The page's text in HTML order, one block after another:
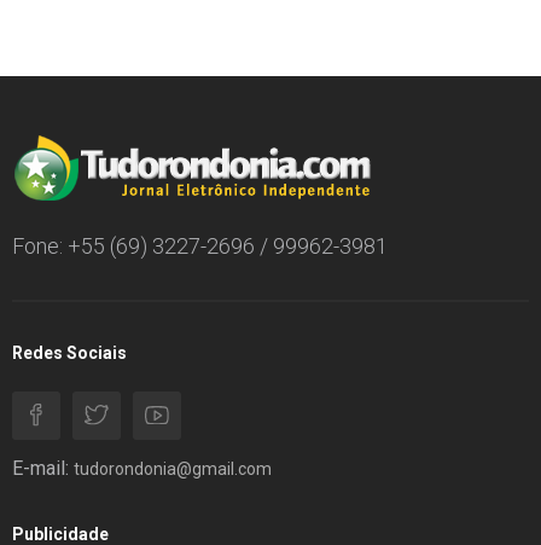
Fone: +55 (69) 3227-2696 / 99962-3981
Redes Sociais
E-mail: tudorondonia@gmail.com
Publicidade